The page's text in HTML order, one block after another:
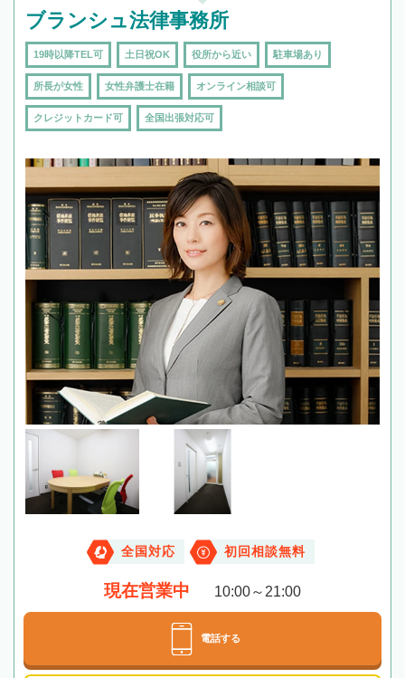
ブランシュ法律事務所
19時以降TEL可 土日祝OK 役所から近い 駐車場あり
所長が女性 女性弁護士在籍 オンライン相談可
クレジットカード可 全国出張対応可
全国対応 初回相談無料
現在営業中 10:00～21:00
電話する